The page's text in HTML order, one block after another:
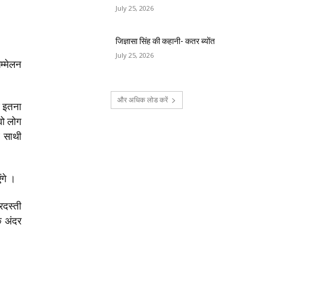
लोग
।
अंदर
July 25, 2026
जिज्ञासा सिंह की कहानी- कतर ब्योंत
July 25, 2026
और अधिक लोड करें